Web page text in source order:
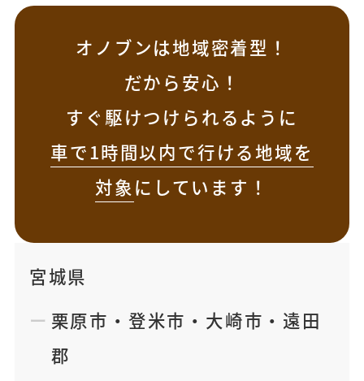
オノブンは地域密着型！
だから安心！
すぐ駆けつけられるように
車で1時間以内で行ける地域を
対象にしています！
宮城県
栗原市 ・ 登米市 ・ 大崎市 ・ 遠田
郡